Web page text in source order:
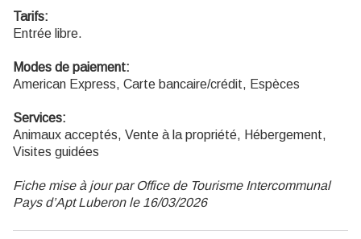
Tarifs:
Entrée libre.
Modes de paiement:
American Express, Carte bancaire/crédit, Espèces
Services:
Animaux acceptés, Vente à la propriété, Hébergement,
Visites guidées
Fiche mise à jour par Office de Tourisme Intercommunal
Pays d’Apt Luberon le 16/03/2026